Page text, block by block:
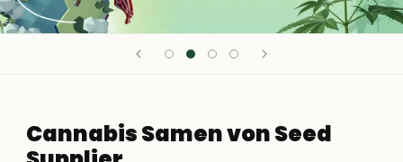
Cannabis Samen von Seed